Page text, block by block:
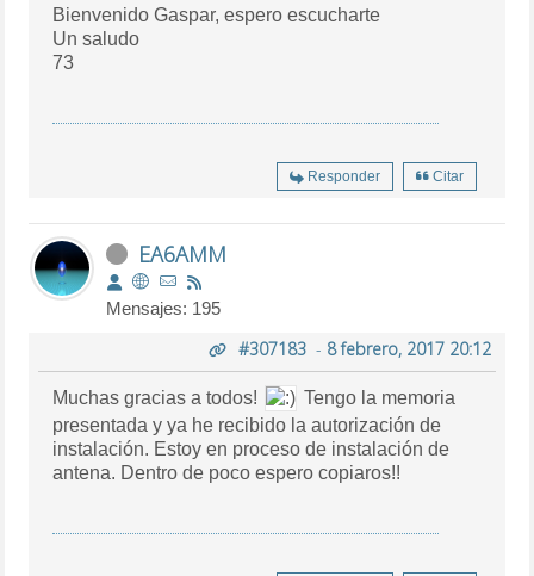
Bienvenido Gaspar, espero escucharte
Un saludo
73
Responder Citar
EA6AMM
Mensajes: 195
#307183- 8 febrero, 2017 20:12
Muchas gracias a todos!
Tengo la memoria
presentada y ya he recibido la autorización de
instalación. Estoy en proceso de instalación de
antena. Dentro de poco espero copiaros!!